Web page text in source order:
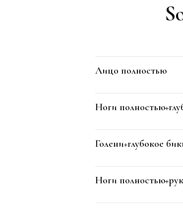
Лицо полностью
Ноги
Голени+глубокое
Ноги